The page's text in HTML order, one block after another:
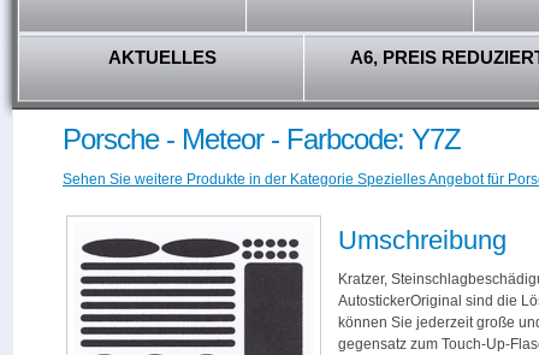
AKTUELLES A6, PREIS
Porsche - Meteor - Farbcode: Y7Z
Sehen Sie weitere Produkte in der Kategorie Spezielles Angebot für
Umschreibung
Kratzer,
AutostickerOriginal sind die
können Sie jederzeit große
gegensatz zum Touch-Up-